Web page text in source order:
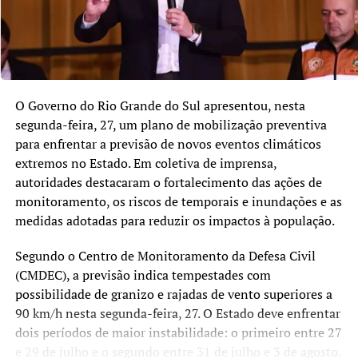
O Governo do Rio Grande do Sul apresentou, nesta
segunda-feira, 27, um plano de mobilização preventiva
para enfrentar a previsão de novos eventos climáticos
extremos no Estado. Em coletiva de imprensa,
autoridades destacaram o fortalecimento das ações de
monitoramento, os riscos de temporais e inundações e as
medidas adotadas para reduzir os impactos à população.
Segundo o Centro de Monitoramento da Defesa Civil
(CMDEC), a previsão indica tempestades com
possibilidade de granizo e rajadas de vento superiores a
90 km/h nesta segunda-feira, 27. O Estado deve enfrentar
dois períodos de maior instabilidade: o primeiro entre 27
e 29 de julho e o segundo entre 31 de julho e 3 de agosto.